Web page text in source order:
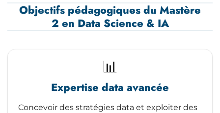
Objectifs pédagogiques du Mastère
2 en Data Science & IA
📊
Expertise data avancée
Concevoir des stratégies data et exploiter des